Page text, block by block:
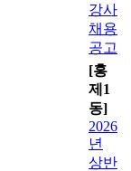
강사
채용
공고
[홍
제1
동]
2026
년
상반